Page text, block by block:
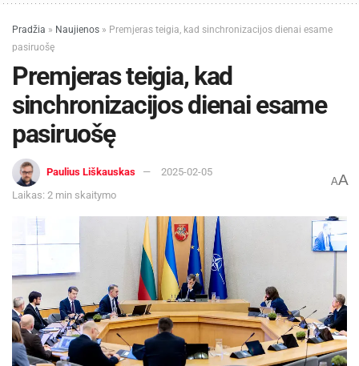
Pradžia » Naujienos » Premjeras teigia, kad sinchronizacijos dienai esame
pasiruošę
Premjeras teigia, kad
sinchronizacijos dienai esame
pasiruošę
Paulius Liškauskas
2025-02-05
Laikas: 2 min skaitymo
AA